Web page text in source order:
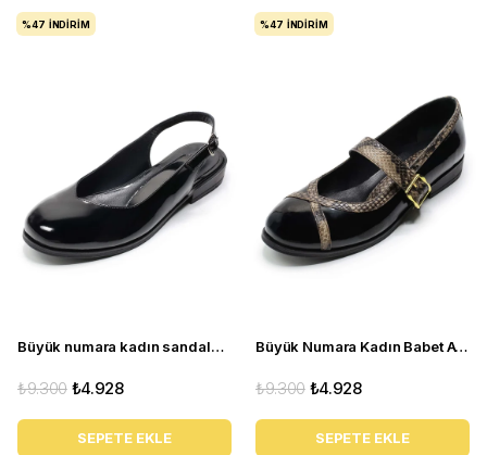
Büyük numara kadın sandalet babet ayakkabı AS910 Siyah rugan
₺4.928
₺9.300
SEPETE EKLE
%47 İNDIRIM
Büyük Numara Kadın Babet Ayakkabı AS990 SİYAH RUGAN
₺4.928
₺9.300
SEPETE EKLE
%47 İNDIRIM